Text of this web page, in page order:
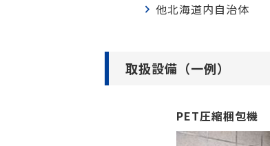
他北海道内自治体
取扱設備（一例）
PET圧縮梱包機